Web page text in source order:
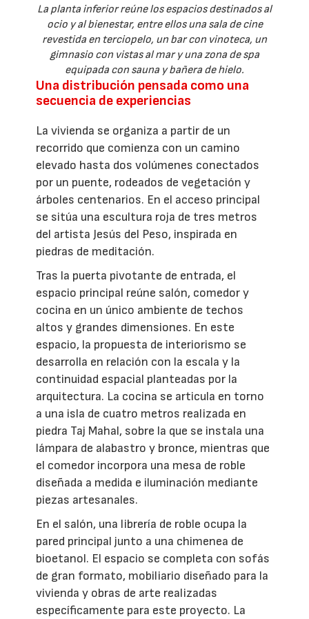
La planta inferior reúne los espacios destinados al
ocio y al bienestar, entre ellos una sala de cine
revestida en terciopelo, un bar con vinoteca, un
gimnasio con vistas al mar y una zona de spa
equipada con sauna y bañera de hielo.
Una distribución pensada como una
secuencia de experiencias
La vivienda se organiza a partir de un
recorrido que comienza con un camino
elevado hasta dos volúmenes conectados
por un puente, rodeados de vegetación y
árboles centenarios. En el acceso principal
se sitúa una escultura roja de tres metros
del artista Jesús del Peso, inspirada en
piedras de meditación.
Tras la puerta pivotante de entrada, el
espacio principal reúne salón, comedor y
cocina en un único ambiente de techos
altos y grandes dimensiones. En este
espacio, la propuesta de interiorismo se
desarrolla en relación con la escala y la
continuidad espacial planteadas por la
arquitectura. La cocina se articula en torno
a una isla de cuatro metros realizada en
piedra Taj Mahal, sobre la que se instala una
lámpara de alabastro y bronce, mientras que
el comedor incorpora una mesa de roble
diseñada a medida e iluminación mediante
piezas artesanales.
En el salón, una librería de roble ocupa la
pared principal junto a una chimenea de
bioetanol. El espacio se completa con sofás
de gran formato, mobiliario diseñado para la
vivienda y obras de arte realizadas
específicamente para este proyecto. La